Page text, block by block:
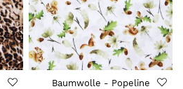
Baumwolle - Popeline